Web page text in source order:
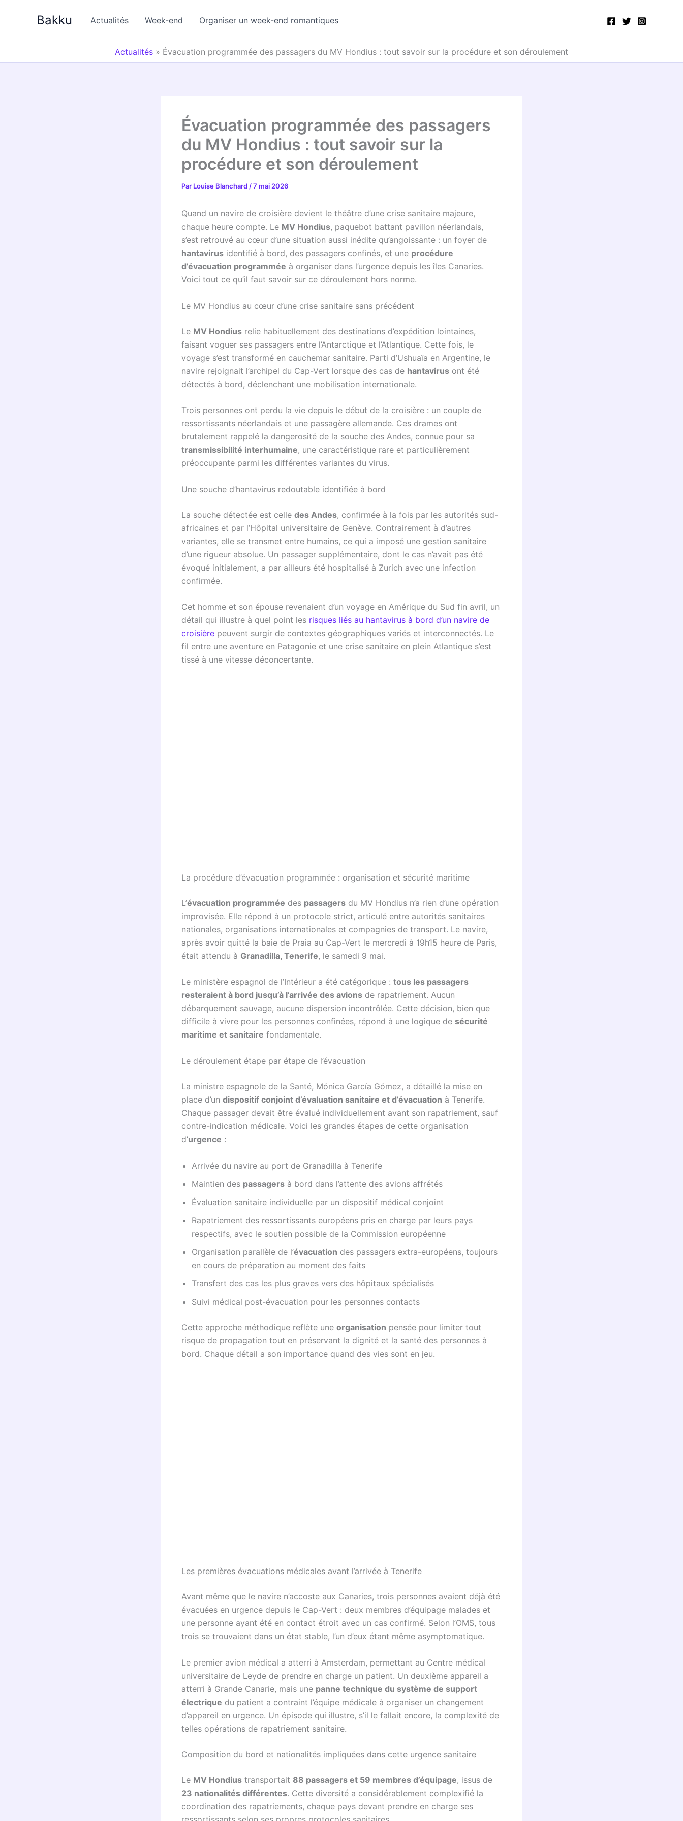
Bakku Actualités Week-end Organiser un week-end romantiques
Actualités » Évacuation programmée des passagers du MV Hondius : tout savoir sur la procédure et son déroulement
Évacuation programmée des passagers
du MV Hondius : tout savoir sur la
procédure et son déroulement
Par Louise Blanchard /7 mai 2026
Quand un navire de croisière devient le théâtre d’une crise sanitaire majeure,
chaque heure compte. Le MV Hondius, paquebot battant pavillon néerlandais,
s’est retrouvé au cœur d’une situation aussi inédite qu’angoissante : un foyer de
hantavirus identifié à bord, des passagers confinés, et une procédure
d’évacuation programmée à organiser dans l’urgence depuis les îles Canaries.
Voici tout ce qu’il faut savoir sur ce déroulement hors norme.
Le MV Hondius au cœur d’une crise sanitaire sans précédent
Le MV Hondius relie habituellement des destinations d’expédition lointaines,
faisant voguer ses passagers entre l’Antarctique et l’Atlantique. Cette fois, le
voyage s’est transformé en cauchemar sanitaire. Parti d’Ushuaïa en Argentine, le
navire rejoignait l’archipel du Cap-Vert lorsque des cas de hantavirus ont été
détectés à bord, déclenchant une mobilisation internationale.
Trois personnes ont perdu la vie depuis le début de la croisière : un couple de
ressortissants néerlandais et une passagère allemande. Ces drames ont
brutalement rappelé la dangerosité de la souche des Andes, connue pour sa
transmissibilité interhumaine, une caractéristique rare et particulièrement
préoccupante parmi les différentes variantes du virus.
Une souche d’hantavirus redoutable identifiée à bord
La souche détectée est celle des Andes, confirmée à la fois par les autorités sud-
africaines et par l’Hôpital universitaire de Genève. Contrairement à d’autres
variantes, elle se transmet entre humains, ce qui a imposé une gestion sanitaire
d’une rigueur absolue. Un passager supplémentaire, dont le cas n’avait pas été
évoqué initialement, a par ailleurs été hospitalisé à Zurich avec une infection
confirmée.
Cet homme et son épouse revenaient d’un voyage en Amérique du Sud fin avril, un
détail qui illustre à quel point les risques liés au hantavirus à bord d’un navire de
croisière peuvent surgir de contextes géographiques variés et interconnectés. Le
fil entre une aventure en Patagonie et une crise sanitaire en plein Atlantique s’est
tissé à une vitesse déconcertante.
La procédure d’évacuation programmée : organisation et sécurité maritime
L’évacuation programmée des passagers du MV Hondius n’a rien d’une opération
improvisée. Elle répond à un protocole strict, articulé entre autorités sanitaires
nationales, organisations internationales et compagnies de transport. Le navire,
après avoir quitté la baie de Praia au Cap-Vert le mercredi à 19h15 heure de Paris,
était attendu à Granadilla, Tenerife, le samedi 9 mai.
Le ministère espagnol de l’Intérieur a été catégorique : tous les passagers
resteraient à bord jusqu’à l’arrivée des avions de rapatriement. Aucun
débarquement sauvage, aucune dispersion incontrôlée. Cette décision, bien que
difficile à vivre pour les personnes confinées, répond à une logique de sécurité
maritime et sanitaire fondamentale.
Le déroulement étape par étape de l’évacuation
La ministre espagnole de la Santé, Mónica García Gómez, a détaillé la mise en
place d’un dispositif conjoint d’évaluation sanitaire et d’évacuation à Tenerife.
Chaque passager devait être évalué individuellement avant son rapatriement, sauf
contre-indication médicale. Voici les grandes étapes de cette organisation
d’urgence :
Arrivée du navire au port de Granadilla à Tenerife
Maintien des passagers à bord dans l’attente des avions affrétés
Évaluation sanitaire individuelle par un dispositif médical conjoint
Rapatriement des ressortissants européens pris en charge par leurs pays
respectifs, avec le soutien possible de la Commission européenne
Organisation parallèle de l’évacuation des passagers extra-européens, toujours
en cours de préparation au moment des faits
Transfert des cas les plus graves vers des hôpitaux spécialisés
Suivi médical post-évacuation pour les personnes contacts
Cette approche méthodique reflète une organisation pensée pour limiter tout
risque de propagation tout en préservant la dignité et la santé des personnes à
bord. Chaque détail a son importance quand des vies sont en jeu.
Les premières évacuations médicales avant l’arrivée à Tenerife
Avant même que le navire n’accoste aux Canaries, trois personnes avaient déjà été
évacuées en urgence depuis le Cap-Vert : deux membres d’équipage malades et
une personne ayant été en contact étroit avec un cas confirmé. Selon l’OMS, tous
trois se trouvaient dans un état stable, l’un d’eux étant même asymptomatique.
Le premier avion médical a atterri à Amsterdam, permettant au Centre médical
universitaire de Leyde de prendre en charge un patient. Un deuxième appareil a
atterri à Grande Canarie, mais une panne technique du système de support
électrique du patient a contraint l’équipe médicale à organiser un changement
d’appareil en urgence. Un épisode qui illustre, s’il le fallait encore, la complexité de
telles opérations de rapatriement sanitaire.
Composition du bord et nationalités impliquées dans cette urgence sanitaire
Le MV Hondius transportait 88 passagers et 59 membres d’équipage, issus de
23 nationalités différentes. Cette diversité a considérablement complexifié la
coordination des rapatriements, chaque pays devant prendre en charge ses